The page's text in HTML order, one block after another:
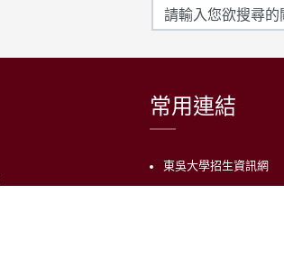
常用連結
東吳大學招生資訊網